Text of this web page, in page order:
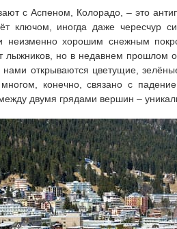
с Аспеном, Колорадо, – это
ключом, иногда даже чересчур
неизменно хорошим снежным
лыжников, но в недавнем прошлом
открываются цветущие,
конечно, связано с
двумя грядами вершин –